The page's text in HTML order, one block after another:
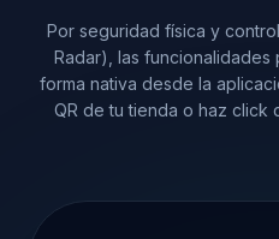
Por seguridad física y
Radar), las
forma nativa desde la
QR de tu tienda o haz click